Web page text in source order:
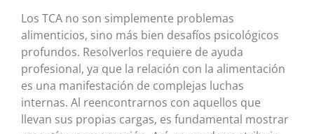
Los TCA no son simplemente problemas
alimenticios, sino más bien desafíos psicológicos
profundos. Resolverlos requiere de ayuda
profesional, ya que la relación con la alimentación
es una manifestación de complejas luchas
internas. Al reencontrarnos con aquellos que
llevan sus propias cargas, es fundamental mostrar